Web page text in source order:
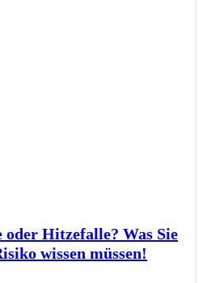
oder Hitzefalle? Was Sie
wissen müssen!